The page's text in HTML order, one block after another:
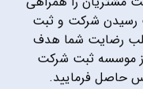
رسیدن شرکت و ثبت
جلب رضایت شما هدف
موسسه ثبت شرکت